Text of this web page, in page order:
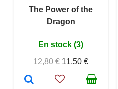
The Power of the
Dragon
En stock (3)
12,80 € 11,50 €